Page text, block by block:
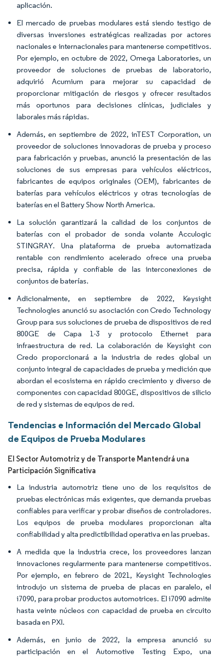
aplicación.
El mercado de pruebas modulares está siendo testigo de
diversas inversiones estratégicas realizadas por actores
nacionales e internacionales para mantenerse competitivos.
Por ejemplo, en octubre de 2022, Omega Laboratories, un
proveedor de soluciones de pruebas de laboratorio,
adquirió Acumium para mejorar su capacidad de
proporcionar mitigación de riesgos y ofrecer resultados
más oportunos para decisiones clínicas, judiciales y
laborales más rápidas.
Además, en septiembre de 2022, inTEST Corporation, un
proveedor de soluciones innovadoras de prueba y proceso
para fabricación y pruebas, anunció la presentación de las
soluciones de sus empresas para vehículos eléctricos,
fabricantes de equipos originales (OEM), fabricantes de
baterías para vehículos eléctricos y otras tecnologías de
baterías en el Battery Show North America.
La solución garantizará la calidad de los conjuntos de
baterías con el probador de sonda volante Acculogic
STINGRAY. Una plataforma de prueba automatizada
rentable con rendimiento acelerado ofrece una prueba
precisa, rápida y confiable de las interconexiones de
conjuntos de baterías.
Adicionalmente, en septiembre de 2022, Keysight
Technologies anunció su asociación con Credo Technology
Group para sus soluciones de prueba de dispositivos de red
800GE de Capa 1-3 y protocolo Ethernet para
infraestructura de red. La colaboración de Keysight con
Credo proporcionará a la industria de redes global un
conjunto integral de capacidades de prueba y medición que
abordan el ecosistema en rápido crecimiento y diverso de
componentes con capacidad 800GE, dispositivos de silicio
de red y sistemas de equipos de red.
Tendencias e Información del Mercado Global
de Equipos de Prueba Modulares
El Sector Automotriz y de Transporte Mantendrá una
Participación Significativa
La industria automotriz tiene uno de los requisitos de
pruebas electrónicas más exigentes, que demanda pruebas
confiables para verificar y probar diseños de controladores.
Los equipos de prueba modulares proporcionan alta
confiabilidad y alta predictibilidad operativa en las pruebas.
A medida que la industria crece, los proveedores lanzan
innovaciones regularmente para mantenerse competitivos.
Por ejemplo, en febrero de 2021, Keysight Technologies
introdujo un sistema de prueba de placas en paralelo, el
i7090, para probar productos automotrices. El i7090 admite
hasta veinte núcleos con capacidad de prueba en circuito
basada en PXI.
Además, en junio de 2022, la empresa anunció su
participación en el Automotive Testing Expo, una